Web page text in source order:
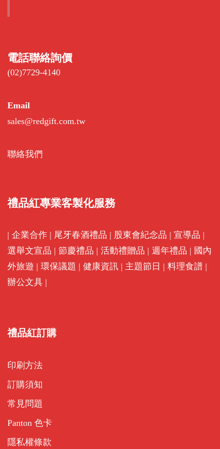
電話聯絡詢價
(02)7729-4140
Email
sales@redgift.com.tw
聯絡我們
禮品紅專業客製化服務
| 企業合作 | 尾牙春酒禮品 | 股東會紀念品 | 宣導品 |
選舉文宣品 | 節慶禮品 | 活動禮贈品 | 週年禮品 | 國內
外旅遊 | 環保議題 | 健康資訊 | 主題節日 | 料理食譜 |
辦公文具 |
禮品紅訂購
印刷方法
訂購須知
常見問題
Panton 色卡
隱私權條款